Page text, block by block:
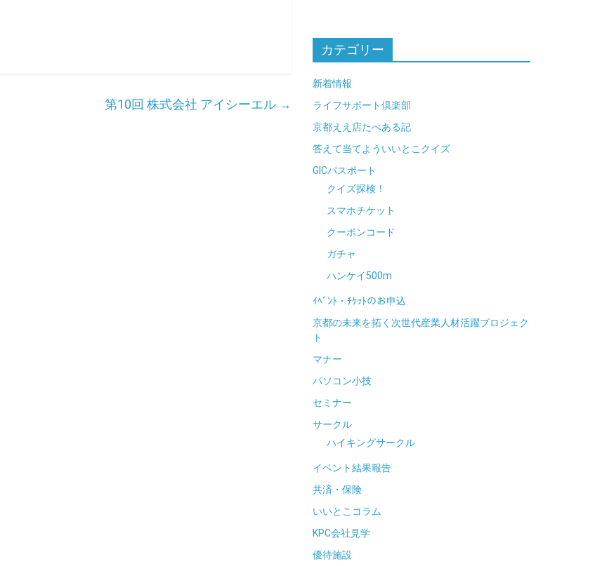
第10回 株式会社 アイシーエル →
カテゴリー
新着情報
ライフサポート倶楽部
京都ええ店たべある記
答えて当てよういいとこクイズ
GICパスポート
クイズ探検！
スマホチケット
クーポンコード
ガチャ
ハンケイ500m
ｲﾍﾞﾝﾄ・ﾁｹｯﾄのお申込
京都の未来を拓く次世代産業人材活躍プロジェク
ト
マナー
パソコン小技
セミナー
サークル
ハイキングサークル
イベント結果報告
共済・保険
いいとこコラム
KPC会社見学
優待施設